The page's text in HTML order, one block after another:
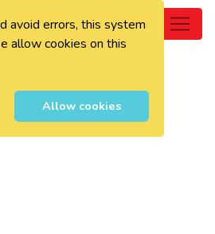
avoid errors, this system
allow cookies on this
Allow cookies
0